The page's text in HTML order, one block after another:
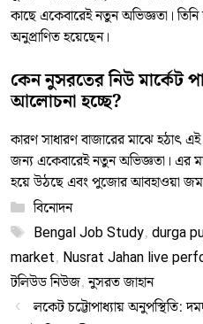
কাছে একেবারেই নতুন অভিজ্ঞতা। তিনি
অনুপ্রাণিত হয়েছেন।
কেন নুসরতের নিউ মার্কেট
আলোচনা হচ্ছে?
কারণ সাধারণ বাজারের মাঝে হঠাৎ
জন্য একেবারেই নতুন অভিজ্ঞতা। এর
হয়ে উঠছে এবং পুজোর আবহাওয়া
Categories
বিনোদন
Tags
Bengal Job Study, durga
market, Nusrat Jahan live
টলিউড নিউজ,নুসরত জাহান
লকেট চট্টোপাধ্যায় অনুপস্থিতি: